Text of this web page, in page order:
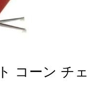
コーン チェ